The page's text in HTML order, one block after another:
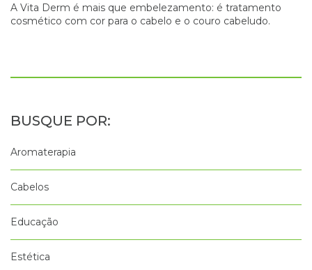
A Vita Derm é mais que embelezamento: é tratamento
cosmético com cor para o cabelo e o couro cabeludo.
Aromaterapia
Cabelos
Educação
Estética